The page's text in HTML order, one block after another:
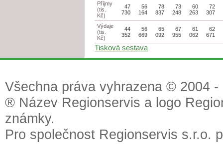
Příjmy
(tis.
Kč)
47
730
56
164
78
837
73
248
60
263
72
307
Výdaje
(tis.
Kč)
44
352
56
669
65
092
67
955
61
062
62
671
Tisková sestava
Všechna práva vyhrazena © 2004
® Název Regionservis a logo
známky.
Pro společnost Regionservis s.r.o.